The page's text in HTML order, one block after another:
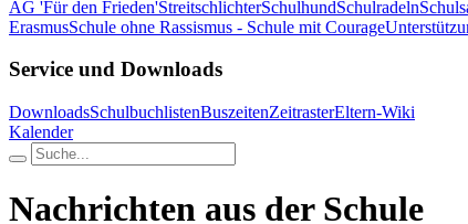
AG 'Für den Frieden'StreitschlichterSchulhundSchulradeln
ErasmusSchule ohne Rassismus - Schule mit Courage
Service und Downloads
DownloadsSchulbuchlistenBuszeitenZeitrasterEltern-Wiki
Kalender
Nachrichten aus der Schule